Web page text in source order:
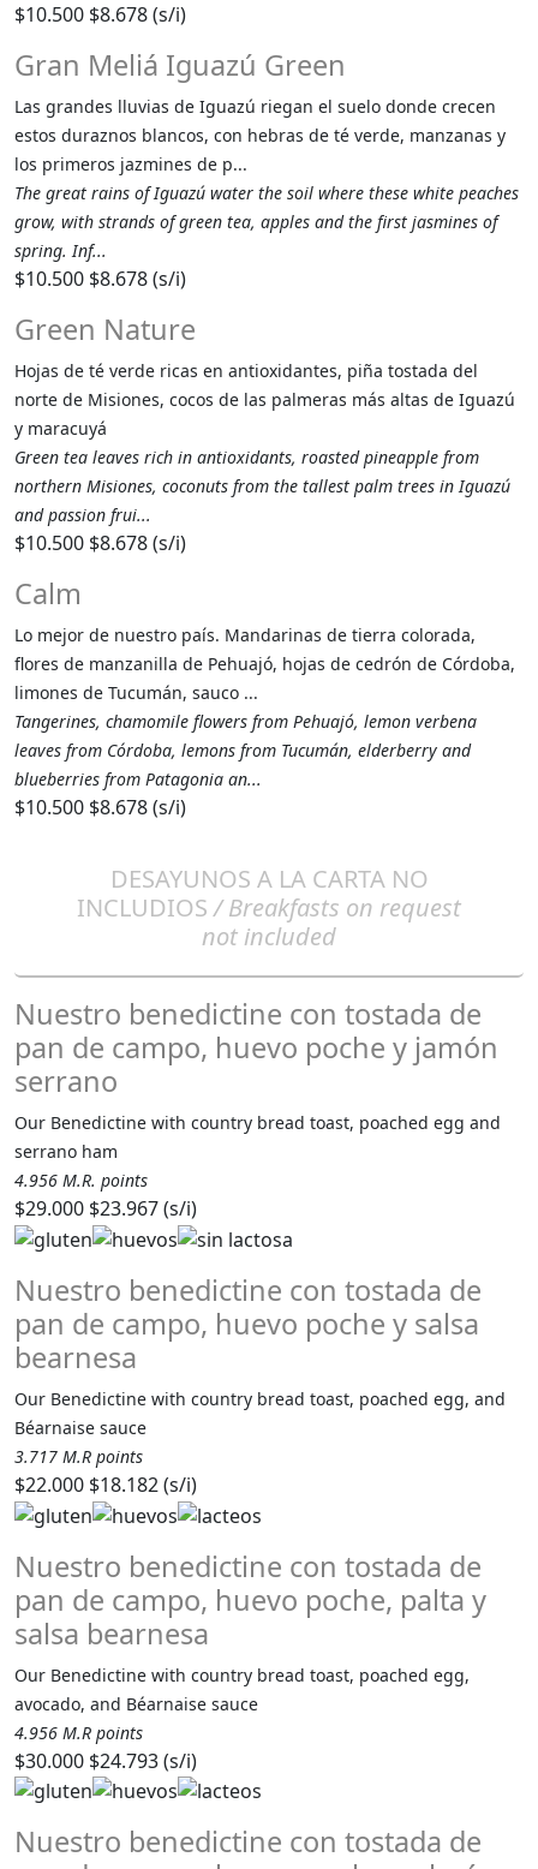
$10.500 $8.678 (s/i)
Gran Meliá Iguazú Green
Las grandes lluvias de Iguazú riegan el suelo donde crecen
estos duraznos blancos, con hebras de té verde, manzanas y
los primeros jazmines de p...
The great rains of Iguazú water the soil where these white peaches
grow, with strands of green tea, apples and the first jasmines of
spring. Inf...
$10.500 $8.678 (s/i)
Green Nature
Hojas de té verde ricas en antioxidantes, piña tostada del
norte de Misiones, cocos de las palmeras más altas de Iguazú
y maracuyá
Green tea leaves rich in antioxidants, roasted pineapple from
northern Misiones, coconuts from the tallest palm trees in Iguazú
and passion frui...
$10.500 $8.678 (s/i)
Calm
Lo mejor de nuestro país. Mandarinas de tierra colorada,
flores de manzanilla de Pehuajó, hojas de cedrón de Córdoba,
limones de Tucumán, sauco ...
Tangerines, chamomile flowers from Pehuajó, lemon verbena
leaves from Córdoba, lemons from Tucumán, elderberry and
blueberries from Patagonia an...
$10.500 $8.678 (s/i)
DESAYUNOS A LA CARTA NO
INCLUDIOS/ Breakfasts on request
not included
Nuestro benedictine con tostada de
pan de campo, huevo poche y jamón
serrano
Our Benedictine with country bread toast, poached egg and
serrano ham
4.956 M.R. points
$29.000 $23.967 (s/i)
Nuestro benedictine con tostada de
pan de campo, huevo poche y salsa
bearnesa
Our Benedictine with country bread toast, poached egg, and
Béarnaise sauce
3.717 M.R points
$22.000 $18.182 (s/i)
Nuestro benedictine con tostada de
pan de campo, huevo poche, palta y
salsa bearnesa
Our Benedictine with country bread toast, poached egg,
avocado, and Béarnaise sauce
4.956 M.R points
$30.000 $24.793 (s/i)
Nuestro benedictine con tostada de